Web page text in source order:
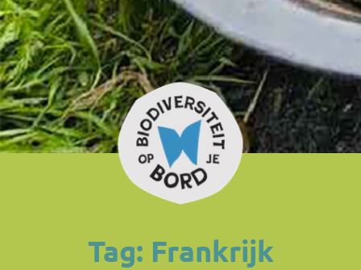
Tag: Frankrijk